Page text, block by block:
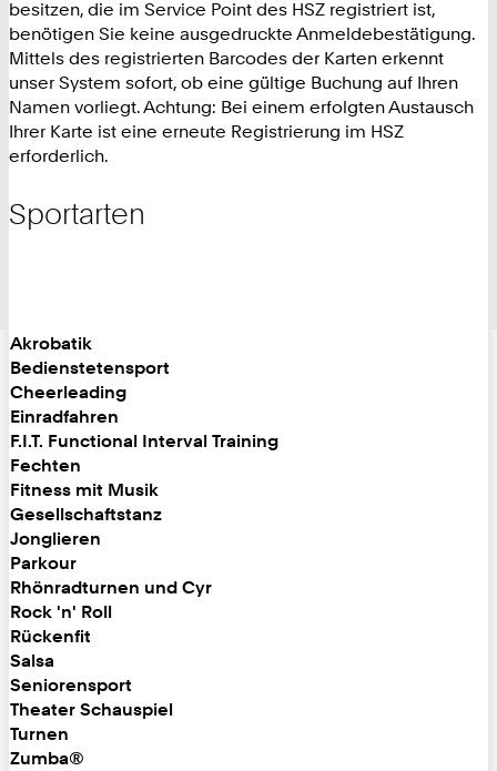
besitzen, die im Service Point des HSZ registriert ist,
benötigen Sie keine ausgedruckte Anmeldebestätigung.
Mittels des registrierten Barcodes der Karten erkennt
unser System sofort, ob eine gültige Buchung auf Ihren
Namen vorliegt. Achtung: Bei einem erfolgten Austausch
Ihrer Karte ist eine erneute Registrierung im HSZ
erforderlich.
Sportarten
Akrobatik
Bedienstetensport
Cheerleading
Einradfahren
F.I.T. Functional Interval Training
Fechten
Fitness mit Musik
Gesellschaftstanz
Jonglieren
Parkour
Rhönradturnen und Cyr
Rock 'n' Roll
Rückenfit
Salsa
Seniorensport
Theater Schauspiel
Turnen
Zumba®